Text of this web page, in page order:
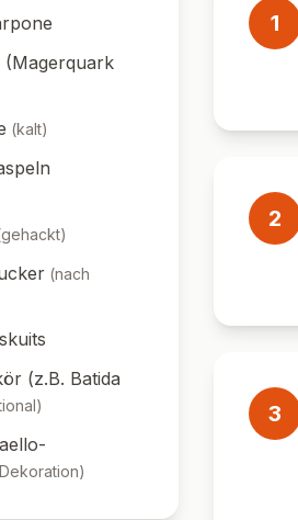
(Magerquark
(kalt)
gehackt)
(nach
(z.B. Batida
)
)
1
2
3